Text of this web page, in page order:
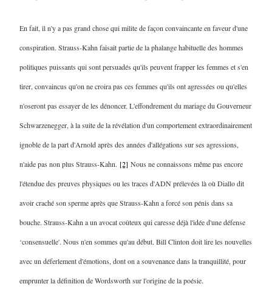
En fait, il n'y a pas grand chose qui milite de façon convaincante en faveur d'une
conspiration. Strauss-Kahn faisait partie de la phalange habituelle des hommes
politiques puissants qui sont persuadés qu'ils peuvent frapper les femmes et s'en
tirer, convaincus qu'on ne croira pas ces femmes qu'ils ont agressées ou qu'elles
n'oseront pas essayer de les dénoncer. L'effondrement du mariage du Gouverneur
Schwarzenegger, à la suite de la révélation d'un comportement extraordinairement
ignoble de la part d'Arnold après des années d'allégations sur ses agressions,
n'aide pas non plus Strauss-Kahn. [2] Nous ne connaissons même pas encore
l'étendue des preuves physiques ou les traces d'ADN prélevées là où Diallo dit
avoir craché son sperme après que Strauss-Kahn a forcé son pénis dans sa
bouche. Strauss-Kahn a un avocat coûteux qui caresse déjà l'idée d'une défense
‘consensuelle'. Nous n'en sommes qu'au début. Bill Clinton doit lire les nouvelles
avec un déferlement d'émotions, dont on a souvenance dans la tranquillité, pour
emprunter la définition de Wordsworth sur l'origine de la poésie.